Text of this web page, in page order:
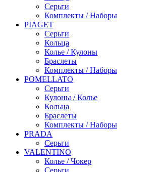
Серьги
Комплекты / Наборы
PIAGET
Серьги
Кольца
Колье / Кулоны
Браслеты
Комплекты / Наборы
POMELLATO
Серьги
Кулоны / Колье
Кольца
Браслеты
Комплекты / Наборы
PRADA
Серьги
VALENTINO
Колье / Чокер
Серьги